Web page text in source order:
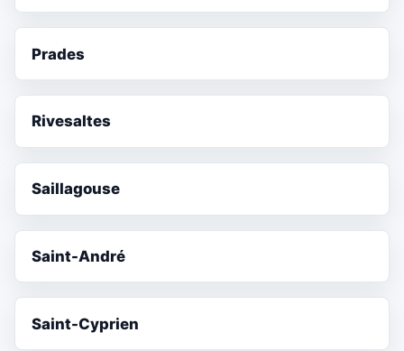
Prades
Rivesaltes
Saillagouse
Saint-André
Saint-Cyprien